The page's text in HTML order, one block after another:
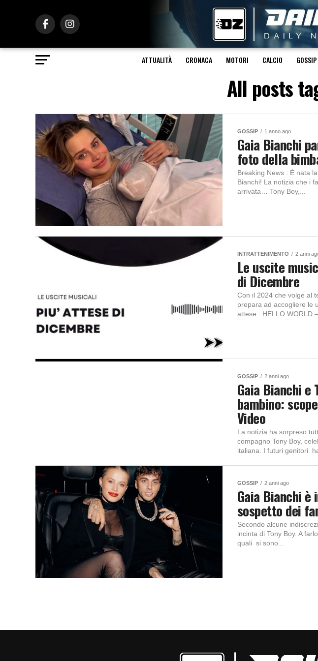
ATTUALITÀ CRONACA MOTORI CALCIO GOSSIP
All posts
GOSSIP 1 anno ago
Gaia Bianchi
foto della
Breaking News : È nata
Bianchi! La notizia che i
arrivata… Tony Boy,...
INTRATTENIMENTO 2 anni
Le uscite
di Dicembre
Con il 2024 che volge al
prepara ad accogliere le
attese: HELLO WORLD
GOSSIP 2 anni ago
Gaia Bianchi e
bambino:
Video
La notizia ha sorpreso
compagno Tony Boy,
italiana. I futuri genitori
GOSSIP 2 anni ago
Gaia Bianchi
sospetto dei
Secondo alcune
incinta di Tony Boy. A
quali si sono...